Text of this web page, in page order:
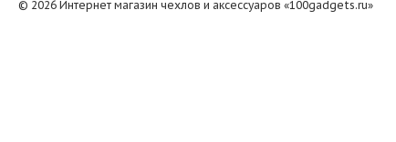
© 2026 Интернет магазин чехлов и аксессуаров «100gadgets.ru»